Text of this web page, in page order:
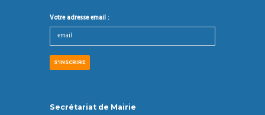
Votre adresse email :
Secrétariat de Mairie